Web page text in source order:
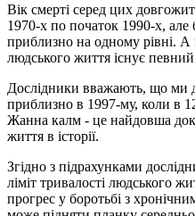
Вік смерті серед цих
1970-х по початок 1990-х, але
приблизно на одному рівні. А
людського життя існує певний
Дослідники вважають, що ми
приблизно в 1997-му, коли в
Жанна калм - це найдовша
життя в історії.
Згідно з підрахунками
ліміт тривалості людського
прогрес у боротьбі з